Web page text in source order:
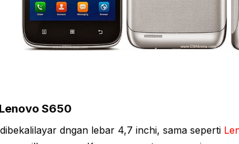
S650
dngan lebar 4,7 inchi, sama seperti